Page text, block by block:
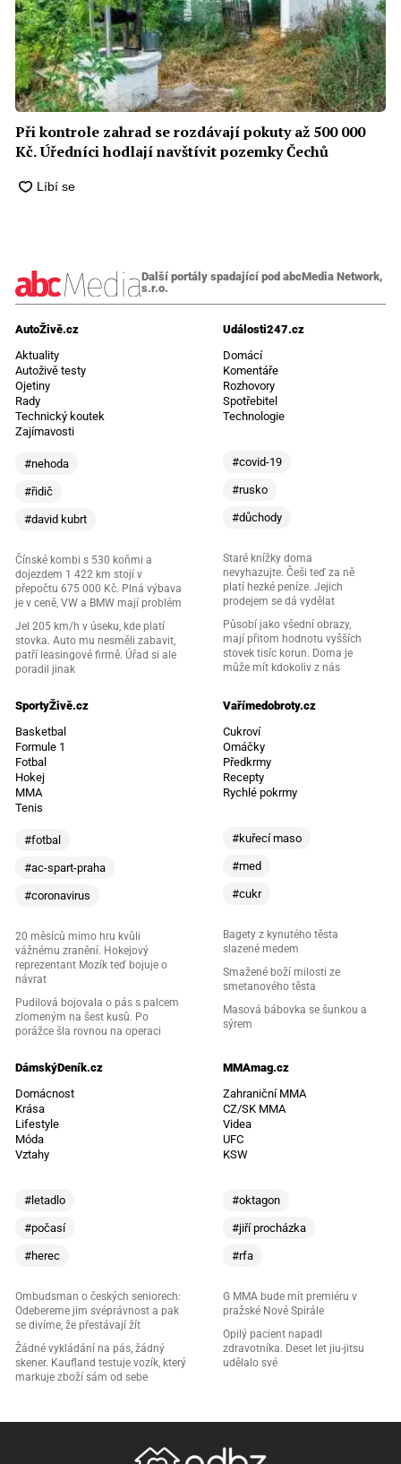
Při kontrole zahrad se rozdávají pokuty až 500 000
Kč. Úředníci hodlají navštívit pozemky Čechů
Další portály spadající pod abcMedia Network,
s.r.o.
AutoŽivě.cz
Aktuality
Autoživě testy
Ojetiny
Rady
Technický koutek
Zajímavosti
#nehoda
#řidič
#david kubrt
Čínské kombi s 530 koňmi a
dojezdem 1 422 km stojí v
přepočtu 675 000 Kč. Plná výbava
je v ceně, VW a BMW mají problém
Jel 205 km/h v úseku, kde platí
stovka. Auto mu nesměli zabavit,
patří leasingové firmě. Úřad si ale
poradil jinak
Události247.cz
Domácí
Komentáře
Rozhovory
Spotřebitel
Technologie
#covid-19
#rusko
#důchody
Staré knížky doma
nevyhazujte. Češi teď za ně
platí hezké peníze. Jejich
prodejem se dá vydělat
Působí jako všední obrazy,
mají přitom hodnotu vyšších
stovek tisíc korun. Doma je
může mít kdokoliv z nás
SportyŽivě.cz
Basketbal
Formule 1
Fotbal
Hokej
MMA
Tenis
#fotbal
#ac-spart-praha
#coronavirus
20 měsíců mimo hru kvůli
vážnému zranění. Hokejový
reprezentant Mozík teď bojuje o
návrat
Pudilová bojovala o pás s palcem
zlomeným na šest kusů. Po
porážce šla rovnou na operaci
Vařímedobroty.cz
Cukroví
Omáčky
Předkrmy
Recepty
Rychlé pokrmy
#kuřecí maso
#med
#cukr
Bagety z kynutého těsta
slazené medem
Smažené boží milosti ze
smetanového těsta
Masová bábovka se šunkou a
sýrem
DámskýDeník.cz
Domácnost
Krása
Lifestyle
Móda
Vztahy
#letadlo
#počasí
#herec
Ombudsman o českých seniorech:
Odebereme jim svéprávnost a pak
se divíme, že přestávají žít
Žádné vykládání na pás, žádný
skener. Kaufland testuje vozík, který
markuje zboží sám od sebe
MMAmag.cz
Zahraniční MMA
CZ/SK MMA
Videa
UFC
KSW
#oktagon
#jiří procházka
#rfa
G MMA bude mít premiéru v
pražské Nové Spirále
Opilý pacient napadl
zdravotníka. Deset let jiu-jitsu
udělalo své